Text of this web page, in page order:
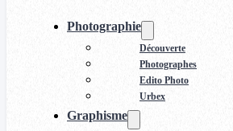
Photographie
Découverte
Photographes
Edito Photo
Urbex
Graphisme